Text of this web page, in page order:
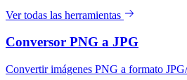
Ver todas las herramientas
Conversor PNG a JPG
Convertir imágenes PNG a formato